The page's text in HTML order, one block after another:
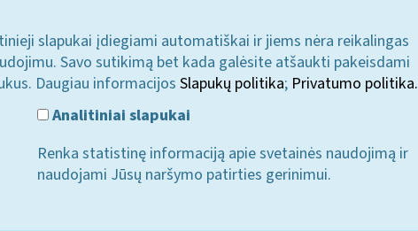
slapukai įdiegiami automatiškai ir jiems nėra reikalingas
Savo sutikimą bet kada galėsite atšaukti pakeisdami
Daugiau informacijos Slapukų politika; Privatumo politika.
Analitiniai slapukai
Renka statistinę informaciją apie svetainės naudojimą ir
naudojami Jūsų naršymo patirties gerinimui.